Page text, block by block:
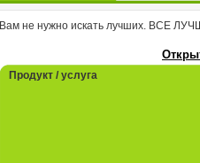
Вам не нужно искать лучших. ВСЕ
Продукт / услуга